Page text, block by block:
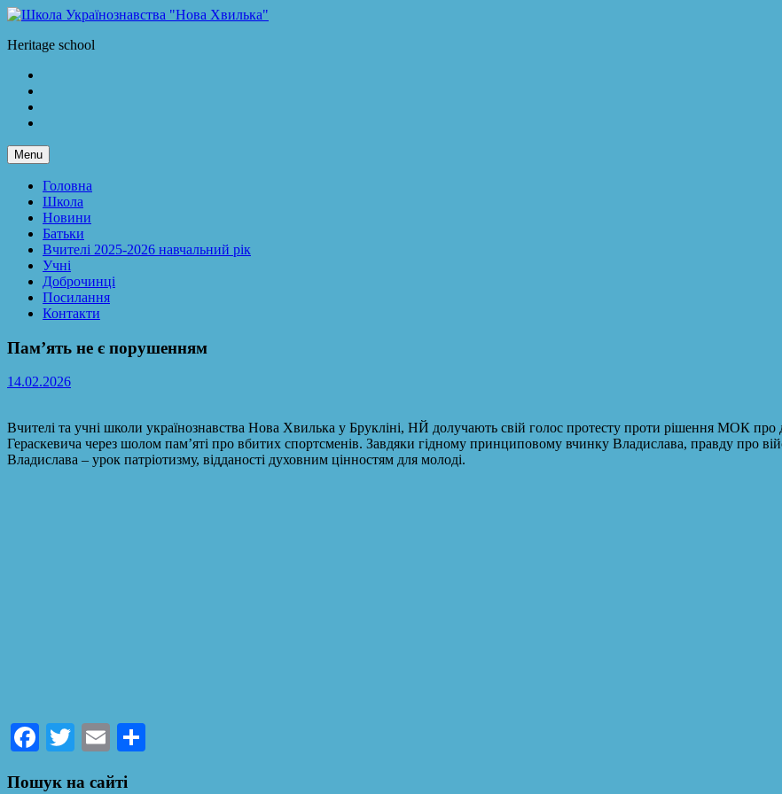
Skip
content
Школа Українознавства "Нова Хвилька"
Heritage school
Menu
Головна
Школа
Новини
Батьки
Вчителі 2025-2026 навчальний рік
Учні
Доброчинці
Посилання
Контакти
Пам’ять не є порушенням
14.02.2026
Вчителі та учні школи українознавства Нова Хвилька у Брукліні, НЙ долучають свій голос протесту проти рішення МОК про
Гераскевича через шолом памʼяті про вбитих спортсменів. Завдяки гідному принциповому вчинку Владислава, правду про
Владислава – урок патріотизму, відданості духовним цінностям для молоді.
Facebook
TwitterEmail
Пошук на сайті